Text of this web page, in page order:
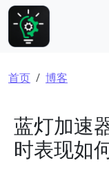
跳转到主要内容
面包屑
首页 博客
蓝灯加速
时表现如